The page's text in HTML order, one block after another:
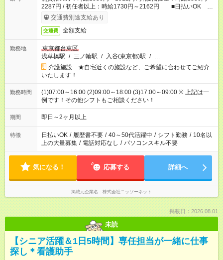
2287円 / 初任者以上：時給1730円～2162円 ■日払いOK ■
日収例：1万2240円（時給1530円×8h）
交通費別途支給あり
交通費 全額支給
勤務地
東京都台東区
浅草橋駅 / 三ノ輪駅 / 入谷(東京都)駅 / …
介護施設 ★自宅近くの施設など、ご希望に合わせてご紹介
いたします！
勤務時間
(1)07:00～16:00 (2)09:00～18:00 (3)17:00～09:00 ※ 上記は一
例です！その他シフトもご相談ください！
期間 即日～2ヶ月以上
特徴 日払いOK / 履歴書不要 / 40～50代活躍中 / シフト勤務 / 10名以
上の大量募集 / 電話対応なし / パソコンスキル不要
気になる！ 応募する 詳細へ
掲載元企業名 株式会社ニッソーネット
掲載日：2026.08.01
未読
【シニア活躍＆1日5時間】専任担当が一緒に仕事
探し＊看護助手